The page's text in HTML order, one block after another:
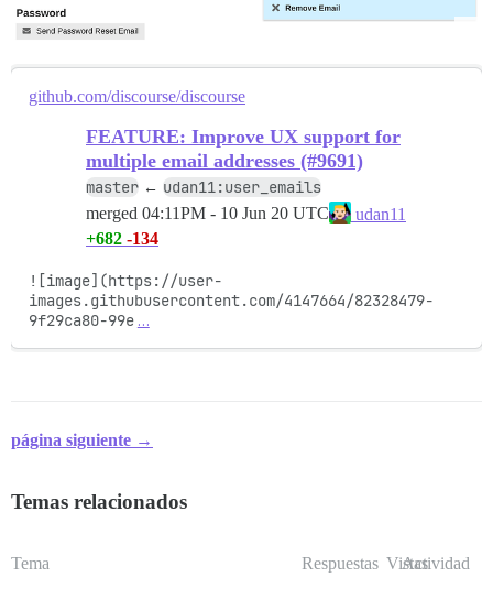
github.com/discourse/discourse
FEATURE: Improve UX support for
multiple email addresses (#9691)
master ← udan11:user_emails
merged 04:11PM - 10 Jun 20 UTC
udan11
+682 -134
![image](https://user-
images.githubusercontent.com/4147664/82328479-
9f29ca80-99e …
página siguiente →
Temas relacionados
Tema Respuestas Vistas
Actividad